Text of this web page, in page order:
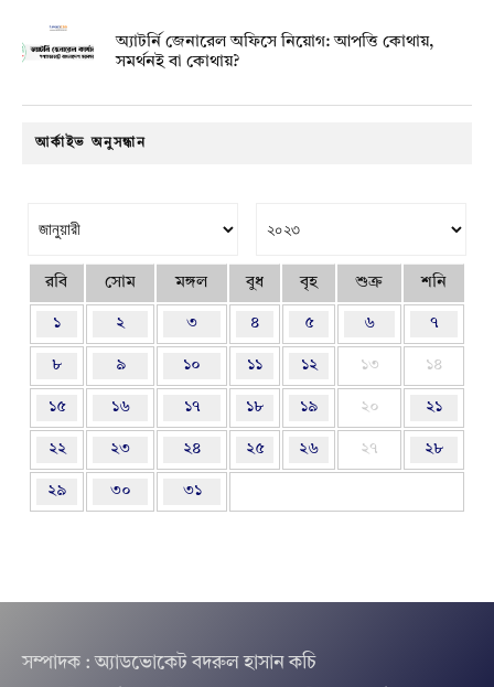
অ্যাটর্নি জেনারেল অফিসে নিয়োগ: আপত্তি কোথায়,
সমর্থনই বা কোথায়?
আর্কাইভ অনুসন্ধান
রবি সোম মঙ্গল বুধ বৃহ শুক্র শনি
১ ২ ৩ ৪ ৫ ৬ ৭
৮ ৯ ১০ ১১ ১২ ১৩ ১৪
১৫ ১৬ ১৭ ১৮ ১৯ ২০ ২১
২২ ২৩ ২৪ ২৫ ২৬ ২৭ ২৮
২৯ ৩০ ৩১
সম্পাদক : অ্যাডভোকেট বদরুল হাসান কচি